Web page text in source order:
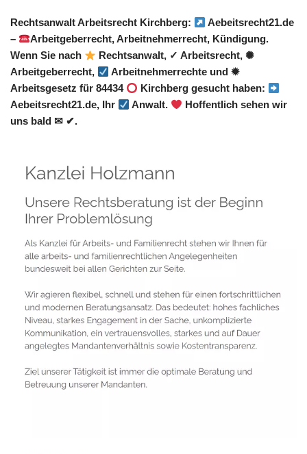
Rechtsanwalt Arbeitsrecht Kirchberg:
Aebeitsrecht21.de
–
Arbeitgeberrecht, Arbeitnehmerrecht, Kündigung.
Wenn Sie nach
Rechtsanwalt, ✓ Arbeitsrecht, ✺
Arbeitgeberrecht,
Arbeitnehmerrechte und ✹
Arbeitsgesetz für 84434
Kirchberg gesucht haben:
Aebeitsrecht21.de, Ihr
Anwalt.
Hoffentlich sehen wir
uns bald ✉ ✔.